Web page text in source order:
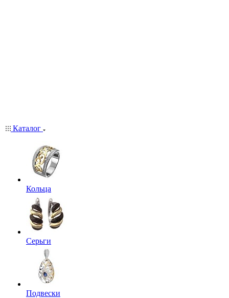
Каталог
Кольца
Серьги
Подвески